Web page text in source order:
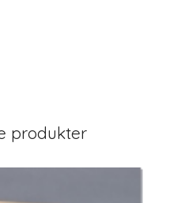
produkter